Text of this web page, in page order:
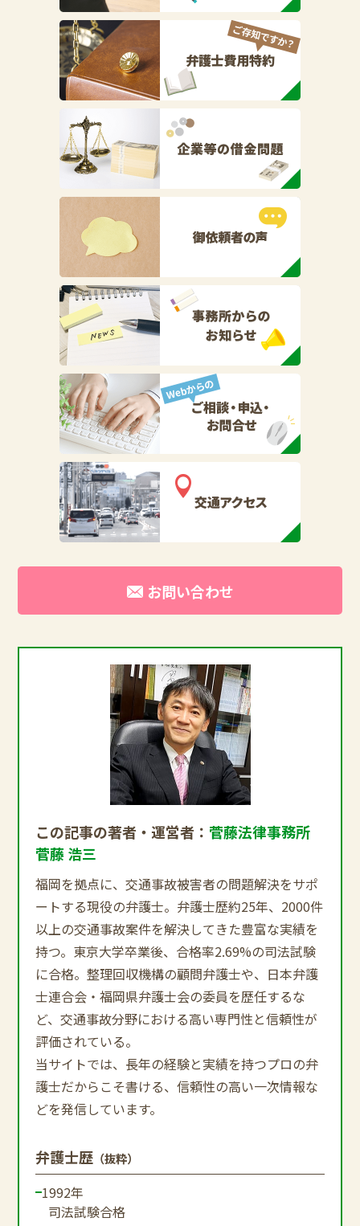
お問い合わせ
この記事の著者・運営者： 菅藤法律事務所
菅藤 浩三
福岡を拠点に、交通事故被害者の問題解決をサポ
ートする現役の弁護士。弁護士歴約25年、2000件
以上の交通事故案件を解決してきた豊富な実績を
持つ。東京大学卒業後、合格率2.69%の司法試験
に合格。整理回収機構の顧問弁護士や、日本弁護
士連合会・福岡県弁護士会の委員を歴任するな
ど、交通事故分野における高い専門性と信頼性が
評価されている。
当サイトでは、長年の経験と実績を持つプロの弁
護士だからこそ書ける、信頼性の高い一次情報な
どを発信しています。
弁護士歴 （抜粋）
1992年
司法試験合格